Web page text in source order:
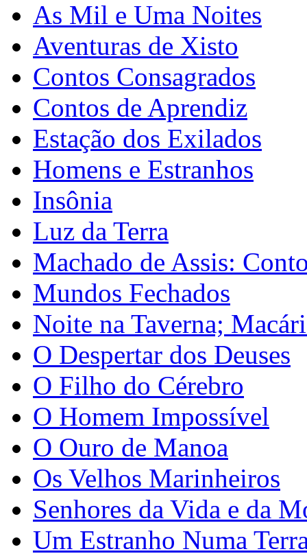
As Mil e Uma Noites
Aventuras de Xisto
Contos Consagrados
Contos de Aprendiz
Estação dos Exilados
Homens e Estranhos
Insônia
Luz da Terra
Machado de Assis:
Mundos Fechados
Noite na Taverna;
O Despertar dos Deuses
O Filho do Cérebro
O Homem Impossível
O Ouro de Manoa
Os Velhos Marinheiros
Senhores da Vida e da
Um Estranho Numa